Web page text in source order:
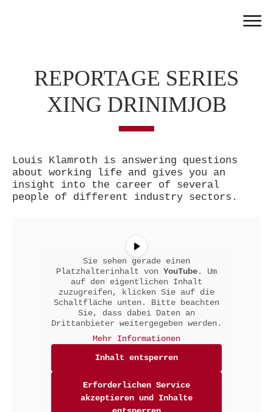
REPORTAGE SERIES
XING DRINIMJOB
Louis Klamroth is answering questions
about working life and gives you an
insight into the career of several
people of different industry sectors.
Sie sehen gerade einen
Platzhalterinhalt von YouTube. Um
auf den eigentlichen Inhalt
zuzugreifen, klicken Sie auf die
Schaltfläche unten. Bitte beachten
Sie, dass dabei Daten an
Drittanbieter weitergegeben werden.
Mehr Informationen
Inhalt entsperren
Erforderlichen Service
akzeptieren und Inhalte